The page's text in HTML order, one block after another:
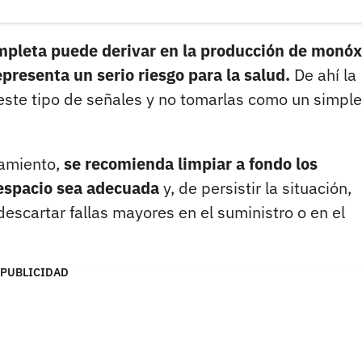
puede derivar en la producción de
un serio riesgo para la salud. De ahí la
tipo de señales y no tomarlas como un simple
se recomienda limpiar a fondo los
sea adecuaday, de persistir la situación,
fallas mayores en el suministro o en el
PUBLICIDAD